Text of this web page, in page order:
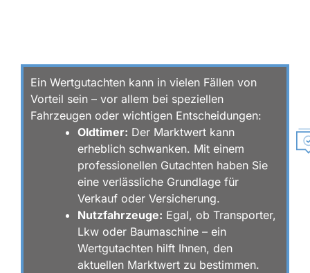
Ein Wertgutachten kann in vielen Fällen von
Vorteil sein – vor allem bei speziellen
Fahrzeugen oder wichtigen Entscheidungen:
Oldtimer: Der Marktwert kann
erheblich schwanken. Mit einem
professionellen Gutachten haben Sie
eine verlässliche Grundlage für
Verkauf oder Versicherung.
Nutzfahrzeuge: Egal, ob Transporter,
Lkw oder Baumaschine – ein
Wertgutachten hilft Ihnen, den
aktuellen Marktwert zu bestimmen.